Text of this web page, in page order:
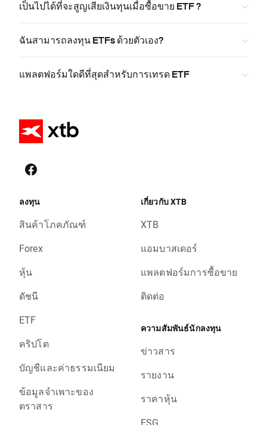
เป็นไปได้ที่จะสูญเสียเงินทุนเมื่อซื้อขาย ETF ?
ฉันสามารถลงทุน ETFs ด้วยตัวเอง?
แพลตฟอร์มใดดีที่สุดสำหรับการเทรด ETF
ลงทุน
สินค้าโภคภัณฑ์
Forex
หุ้น
ดัชนี
ETF
คริปโต
บัญชีและค่าธรรมเนียม
ข้อมูลจำเพาะของ
ตราสาร
เกี่ยวกับ XTB
XTB
แอมบาสเดอร์
แพลตฟอร์มการซื้อขาย
ติดต่อ
ความสัมพันธ์นักลงทุน
ข่าวสาร
รายงาน
ราคาหุ้น